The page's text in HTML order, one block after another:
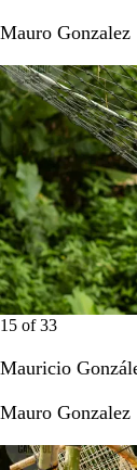
Mauro Gonzalez
15 of33
Mauricio
Mauro Gonzalez